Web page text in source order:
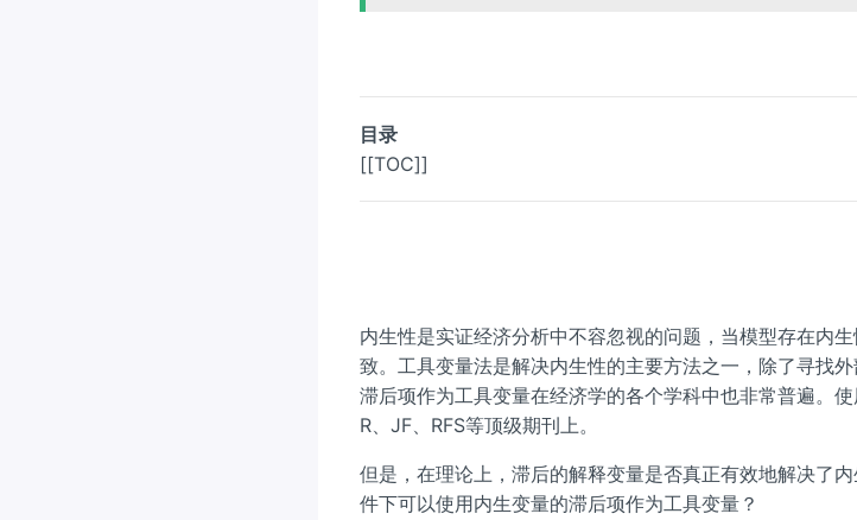
目录
[[TOC]]
内生性是实证经济分析中不容忽视的问题，当模型存在内
致。工具变量法是解决内生性的主要方法之一，除了寻找
滞后项作为工具变量在经济学的各个学科中也非常普遍。
R、JF、RFS等顶级期刊上。
但是，在理论上，滞后的解释变量是否真正有效地解决了
件下可以使用内生变量的滞后项作为工具变量？